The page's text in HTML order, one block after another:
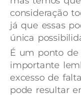
consideração
já que essas
única
É um ponto
importante
excesso de
pode resultar